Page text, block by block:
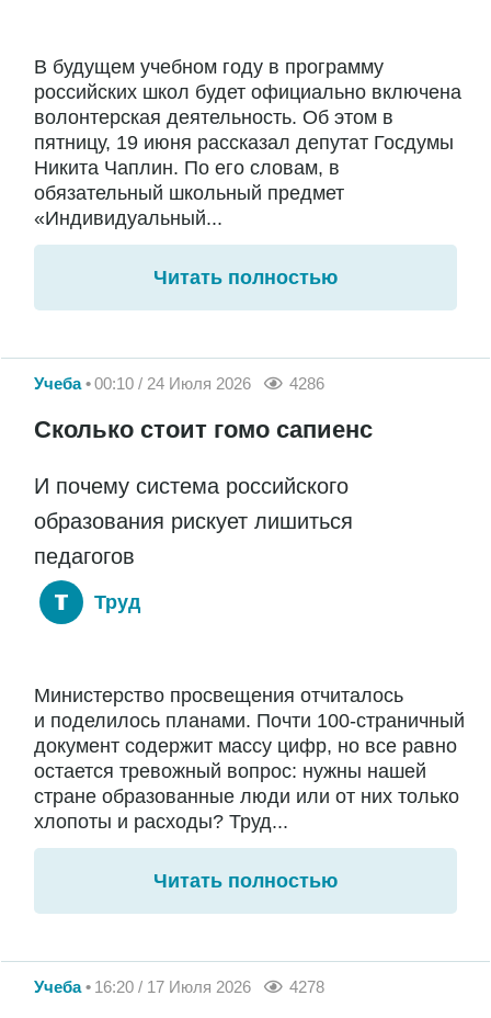
В будущем учебном году в программу
российских школ будет официально включена
волонтерская деятельность. Об этом в
пятницу, 19 июня рассказал депутат Госдумы
Никита Чаплин. По его словам, в
обязательный школьный предмет
«Индивидуальный...
Читать полностью
Учеба 00:10 / 24 Июля 2026 4286
Сколько стоит гомо сапиенс
И почему система российского
образования рискует лишиться
педагогов
Труд
Министерство просвещения отчиталось
и поделилось планами. Почти 100-страничный
документ содержит массу цифр, но все равно
остается тревожный вопрос: нужны нашей
стране образованные люди или от них только
хлопоты и расходы? Труд...
Читать полностью
Учеба 16:20 / 17 Июля 2026 4278